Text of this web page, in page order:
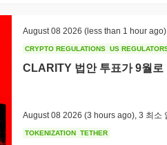
설계되었나요?
게임 커뮤니티를 위해 구축되었으며,
산 및 게임 내 경제와 상호작용할 혁
융(DeFi) 요소를 통합하는 데 관심이 있
되나요?
(Proof of Stake, PoS) 합의 메커니즘
있도록 하여 블록체인 보호를 강화합
네트워크 보안과 효율적인 거래 처리를
August 08 2026 (less than 1 hour ago)
CRYPTO REGULATIONS US
CLARITY 법안 투표가 9월
August 08 2026 (3 hours ago) 3 최소
TOKENIZATION TETHER